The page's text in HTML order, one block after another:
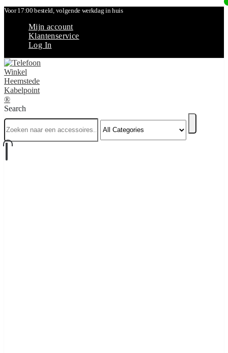
Voor 17:00 besteld, volgende werkdag in huis
Mijn account
Klantenservice
Log In
Search